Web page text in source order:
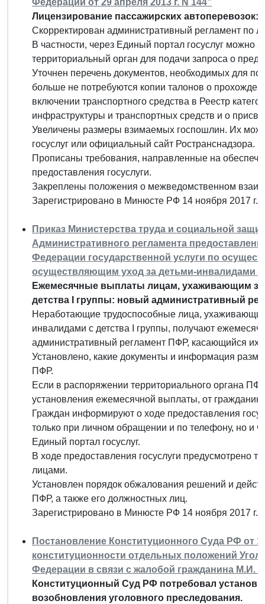
Лицензирование пассажирских автоперевозок:
Скорректирован административный регламент по
В частности, через Единый портал госуслуг можно
территориальный орган для подачи запроса о
Уточнен перечень документов, необходимых для
больше не потребуются копии талонов о
включении транспортного средства в Реестр
инфраструктуры и транспортных средств и о
Увеличены размеры взимаемых госпошлин. Их
госуслуг или официальный сайт Ространснадзора.
Прописаны требования, направленные на
предоставления госуслуги.
Закреплены положения о межведомственном
Зарегистрировано в Минюсте РФ 14 ноября 2017 г.
Приказ Министерства труда и социальной
Административного регламента
Федерации государственной услуги по
осуществляющим уход за детьми-инвалидами
Ежемесячные выплаты лицам, ухаживающим
детства I группы: новый административный
Неработающие трудоспособные лица,
инвалидами с детства I группы, получают
административный регламент ПФР, касающийся их
Установлено, какие документы и информация
ПФР.
Если в распоряжении территориального органа
установления ежемесячной выплаты, от
Граждан информируют о ходе предоставления
только при личном обращении и по телефону, но и
Единый портал госуслуг.
В ходе предоставления госуслуги предусмотрено
лицами.
Установлен порядок обжалования решений и
ПФР, а также его должностных лиц.
Зарегистрировано в Минюсте РФ 14 ноября 2017 г.
Постановление Конституционного Суда РФ от
конституционности отдельных положений
Федерации в связи с жалобой гражданина М.И.
Конституционный Суд РФ потребовал
возобновления уголовного преследования.